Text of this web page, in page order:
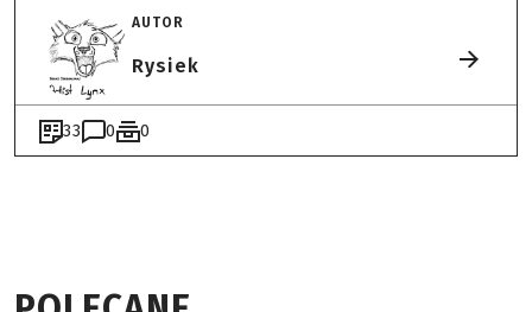
AUTOR
Rysiek
33 0 0